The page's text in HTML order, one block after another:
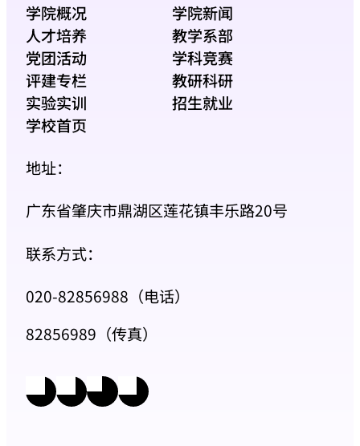
地址：
广东省肇庆市鼎湖区莲花镇丰乐路20号
联系方式：
020-82856988（电话）
82856989（传真）
学院概况
学院新闻
人才培养
教学系部
党团活动
学科竞赛
评建专栏
教研科研
实验实训
招生就业
学校首页